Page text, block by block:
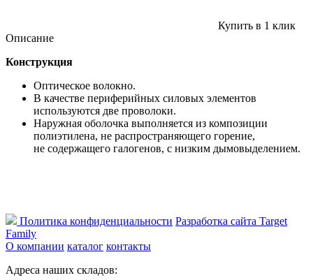
Купить в 1 клик
Описание
Конструкция
Оптическое волокно.
В качестве периферийных силовых элементов
используются две проволоки.
Наружная оболочка выполняется из композиции
полиэтилена, не распространяющего горение,
не содержащего галогенов, с низким дымовыделением.
Политика конфиденциальности Разработка сайта Target
Family
О компании каталог контакты
Адреса наших складов: